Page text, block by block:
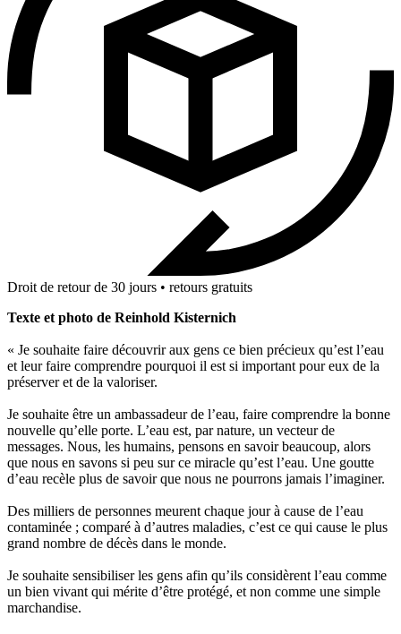
Droit de retour de 30 jours • retours gratuits
Texte et photo de Reinhold Kisternich
« Je souhaite faire découvrir aux gens ce bien précieux qu’est l’eau
et leur faire comprendre pourquoi il est si important pour eux de la
préserver et de la valoriser.
Je souhaite être un ambassadeur de l’eau, faire comprendre la bonne
nouvelle qu’elle porte. L’eau est, par nature, un vecteur de
messages. Nous, les humains, pensons en savoir beaucoup, alors
que nous en savons si peu sur ce miracle qu’est l’eau. Une goutte
d’eau recèle plus de savoir que nous ne pourrons jamais l’imaginer.
Des milliers de personnes meurent chaque jour à cause de l’eau
contaminée ; comparé à d’autres maladies, c’est ce qui cause le plus
grand nombre de décès dans le monde.
Je souhaite sensibiliser les gens afin qu’ils considèrent l’eau comme
un bien vivant qui mérite d’être protégé, et non comme une simple
marchandise.